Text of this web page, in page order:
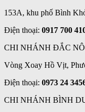
153A, khu phố Bình
Điện thoại: 0917 700
CHI NHÁNH ĐẮC
Vòng Xoay Hồ Vịt,
Điện thoại: 0973 24
CHI NHÁNH BÌNH